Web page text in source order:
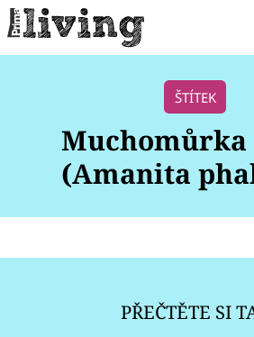
POKOJOVÉ
ZAHRADA
ŠTÍTEK
Muchomůrka
(Amanita
PŘEČTĚTE SI